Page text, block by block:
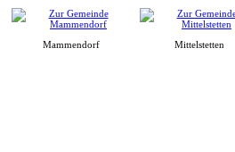
Mammendorf Mittelstetten